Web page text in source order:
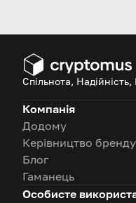
Спільнота,
Компанія
Додому
Керівництво бренду
Блог
Гаманець
Особисте